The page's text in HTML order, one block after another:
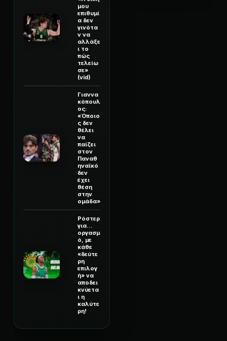
μου
επιθυμί
α δεν
γινότα
ν να
αλλάξε
ι το
πώς
τελείω
σε»
(vid)
Γιαννα
κόπουλ
ος:
«Όποιο
ς δεν
θέλει
να
παίζει
στον
Παναθ
ηναϊκό
δεν
έχει
θέση
στην
ομάδα»
Ρόστερ
για...
οργασμ
ό, με
κάθε
«δεύτε
ρη
επιλογ
ή» να
αποδει
κνύετα
ι η
καλύτε
ρη!